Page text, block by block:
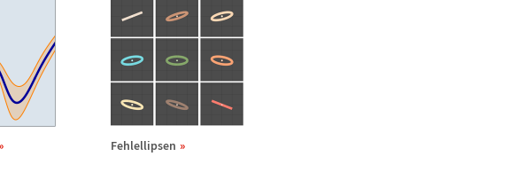
Fehlellipsen